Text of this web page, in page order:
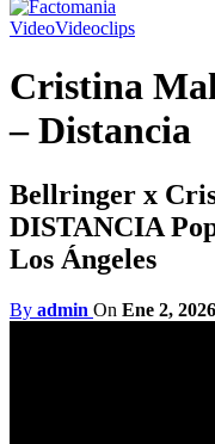
VideoVideoclips
Cristina
– Distancia
Bellringer x
DISTANCIA
Los Ángeles
By admin On Ene 2, 2026